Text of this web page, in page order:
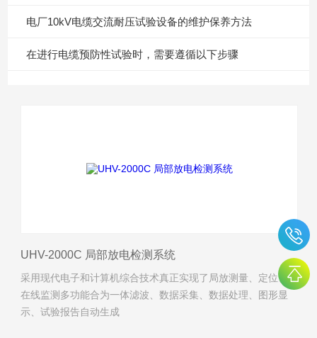
电厂10kV电缆交流耐压试验设备的维护保养方法
在进行电缆预防性试验时，需要遵循以下步骤
UHV-2000C 局部放电检测系统
采用现代电子和计算机综合技术真正实现了局放测量、定位、
在线监测多功能合为一体滤波、数据采集、数据处理、图形显
示、试验报告自动生成